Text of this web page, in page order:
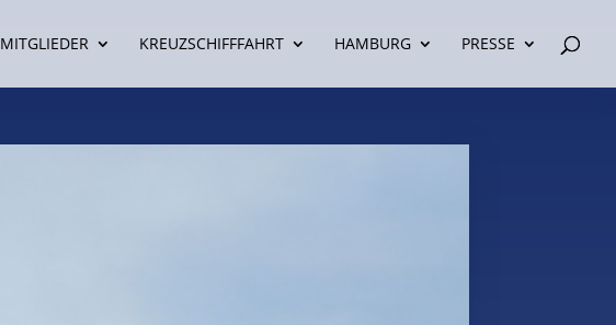
MITGLIEDER KREUZSCHIFFFAHRT HAMBURG PRESSE